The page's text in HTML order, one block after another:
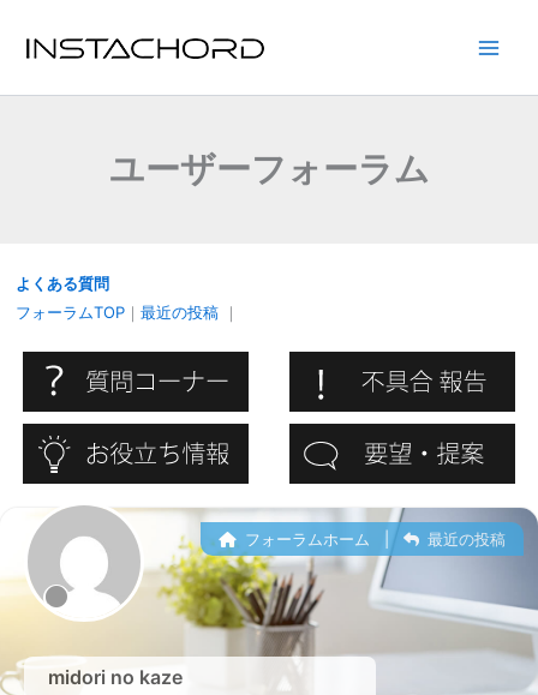
ユーザーフォーラム
よくある質問
フォーラムTOP ｜ 最近の投稿 ｜
midori no kaze
フォーラムホーム 最近の投稿